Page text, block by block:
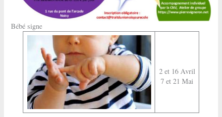
Bébé signe
2 et 16 Avril
7 et 21 Mai